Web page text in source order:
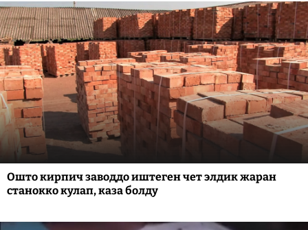
Ошто кирпич заводдо иштеген чет элдик жаран
станокко кулап, каза болду